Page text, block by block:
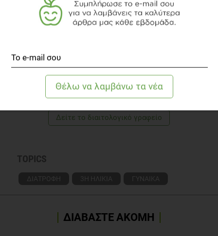
Nappi, R. E., Shah, D. & Villaseca, P. 2012. Understanding
weight gain at menopause. Climacteric, 15, 419-29.
summary of the Stages of Reproductive Aging Workshop +
10: addressing the unfinished agenda of staging
reproductive aging. Menopause, 19, 387-95.
Neves, E. C. M., Birkhauser, M., Samsioe, G., Lambrinoudaki,
I., Palacios, S., Borrego, R. S., Llaneza, P., Ceausu, I.,
Depypere, H., Erel, C. T., Perez-Lopez, F. R., Schenck-
The ten point guide to the integral management of
menopausal health. Maturitas, 81, 88-92.
2014. Εθνικός Διατροφικός Οδηγός για γυναίκες, εγκύους
ΠΑΡΑΣΚΕΥΉ ΚΟΥΣΤΟΥΡΆΚΗ
Διαιτολόγος - Διατροφολόγος, MSc
Δείτε το διαιτολογικό γραφείο
TOPICS
ΔΙΑΤΡΟΦΗ 3Η ΗΛΙΚΙΑ ΓΥΝΑΙΚΑ
ΔΙΑΒΑΣΤΕ ΑΚΟΜΗ